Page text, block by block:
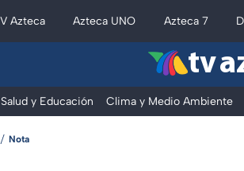
Azteca Azteca UNO Azteca 7
tv
Salud y Educación Clima y Medio Ambiente
Nota